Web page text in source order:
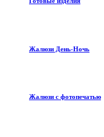
Жалюзи День-Ночь
Жалюзи с фотопечатью